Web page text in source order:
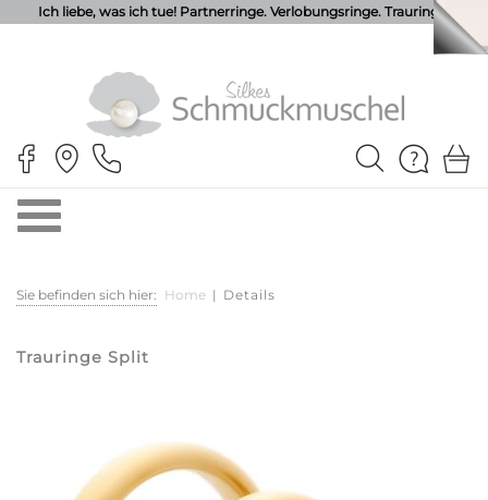
Ich liebe, was ich tue! Partnerringe. Verlobungsringe. Trauringe.
Sie befinden sich hier: Home | Details
Trauringe Split